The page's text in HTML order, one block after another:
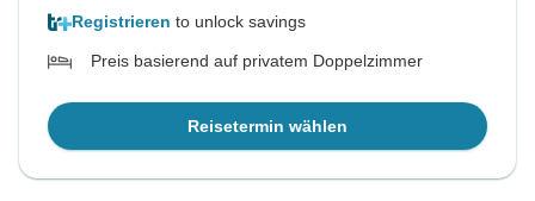
Registrieren to unlock savings
Preis basierend auf privatem Doppelzimmer
Reisetermin wählen